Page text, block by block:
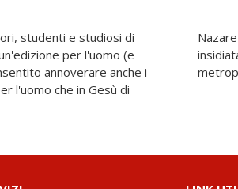
studenti e studiosi di
per l'uomo (e
annoverare anche i
l'uomo che in Gesù di
della sua nebbiosa e
Biffi, Arcivescovo